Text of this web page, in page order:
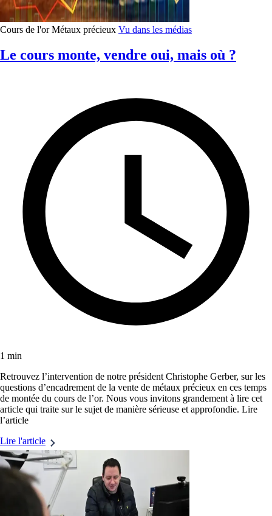
Cours de l'or Métaux précieux Vu dans les médias
Le cours monte, vendre oui, mais où ?
1 min
Retrouvez l’intervention de notre président Christophe Gerber, sur les
questions d’encadrement de la vente de métaux précieux en ces temps
de montée du cours de l’or. Nous vous invitons grandement à lire cet
article qui traite sur le sujet de manière sérieuse et approfondie. Lire
l’article
Lire l'article